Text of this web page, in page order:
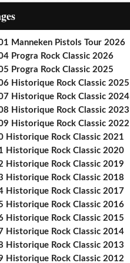
Manneken Pistols Tour 2026
Progra Rock Classic 2026
Progra Rock Classic 2025
Historique Rock Classic 2025
Historique Rock Classic 2024
Historique Rock Classic 2023
Historique Rock Classic 2022
Historique Rock Classic 2021
Historique Rock Classic 2020
Historique Rock Classic 2019
Historique Rock Classic 2018
Historique Rock Classic 2017
Historique Rock Classic 2016
Historique Rock Classic 2015
Historique Rock Classic 2014
Historique Rock Classic 2013
Historique Rock Classic 2012